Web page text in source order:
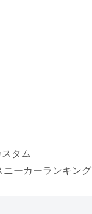
タム
ニーカーランキング